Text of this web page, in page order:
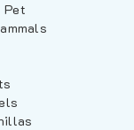
Pet